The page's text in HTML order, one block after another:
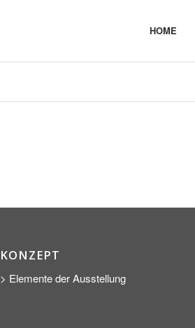
HOME
KONZEPT
> Elemente der Ausstellung